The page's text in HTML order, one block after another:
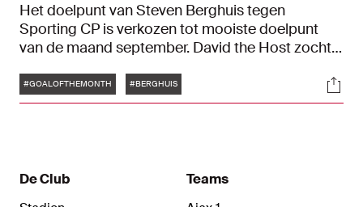
Het doelpunt van Steven Berghuis tegen
Sporting CP is verkozen tot mooiste doelpunt
van de maand september. David the Host zocht
hem te overhandigen.
Tags
#GOALOFTHEMONTH #BERGHUIS
De Club
Teams